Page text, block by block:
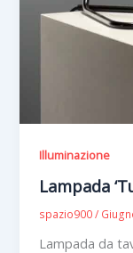
Illuminazione
Lampada
spazio900/
Lampada da